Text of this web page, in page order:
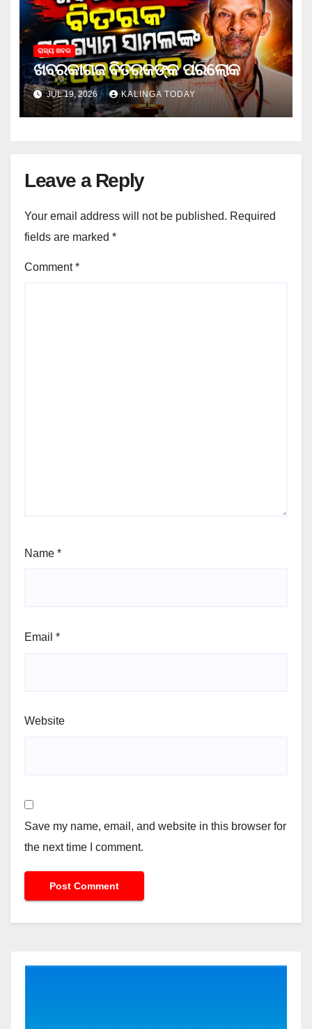
ରାଜ୍ୟ ଖବର
ଖବରକାଗଜ ବିତରକଙ୍କ ପରଲୋକ
JUL 19, 2026 KALINGA TODAY
Leave a Reply
Your email address will not be published. Required
fields are marked *
Comment*
Name *
Email *
Website
Save my name, email, and website in this browser for
the next time I comment.